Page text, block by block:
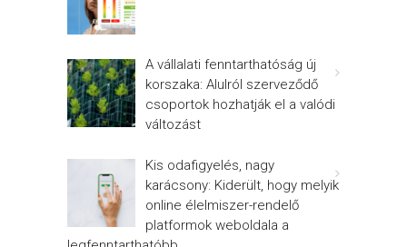
A vállalati fenntarthatóság új
korszaka: Alulról szerveződő
csoportok hozhatják el a valódi
változást
Kis odafigyelés, nagy
karácsony: Kiderült, hogy melyik
online élelmiszer-rendelő
platformok weboldala a